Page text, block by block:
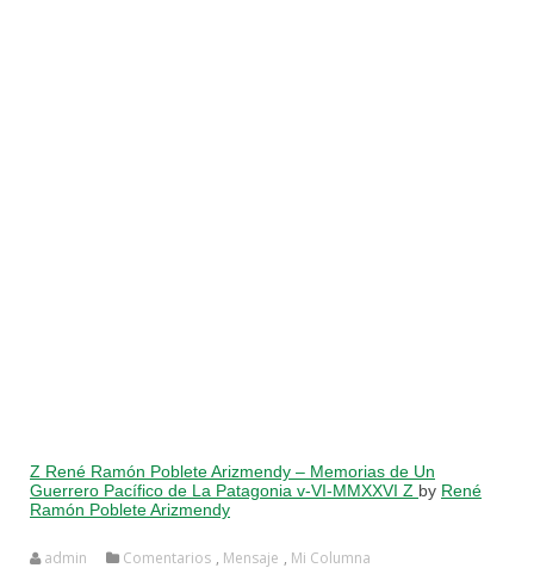
Z René Ramón Poblete Arizmendy – Memorias de Un
Guerrero Pacífico de La Patagonia v-VI-MMXXVI Z by René
Ramón Poblete Arizmendy
admin Comentarios , Mensaje , Mi Columna